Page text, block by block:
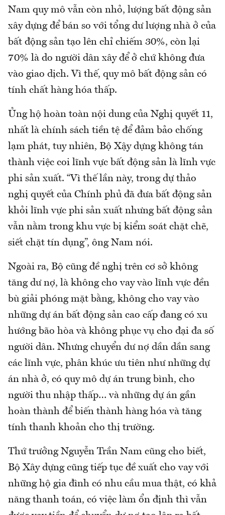
Nam quy mô vẫn còn nhỏ, lượng bất động sản
xây dựng để bán so với tổng dư lượng nhà ở của
bất động sản tạo lên chỉ chiếm 30%, còn lại
70% là do người dân xây để ở chứ không đưa
vào giao dịch. Vì thế, quy mô bất động sản có
tính chất hàng hóa thấp.
Ủng hộ hoàn toàn nội dung của Nghị quyết 11,
nhất là chính sách tiền tệ để đảm bảo chống
lạm phát, tuy nhiên, Bộ Xậy dựng không tán
thành việc coi lĩnh vực bất động sản là lĩnh vực
phi sản xuất. “Vì thế lần này, trong dự thảo
nghị quyết của Chính phủ đã đưa bất động sản
khỏi lĩnh vực phi sản xuất nhưng bất động sản
vẫn nằm trong khu vực bị kiểm soát chặt chẽ,
siết chặt tín dụng”, ông Nam nói.
Ngoài ra, Bộ cũng đề nghị trên cơ sở không
tăng dư nợ, là không cho vay vào lĩnh vực đền
bù giải phóng mặt bằng, không cho vay vào
những dự án bất động sản cao cấp đang có xu
hướng bão hòa và không phục vụ cho đại đa số
người dân. Nhưng chuyển dư nợ dần dần sang
các lĩnh vực, phân khúc ưu tiên như những dự
án nhà ở, có quy mô dự án trung bình, cho
người thu nhập thấp… và những dự án gần
hoàn thành để biến thành hàng hóa và tăng
tính thanh khoản cho thị trường.
Thứ trưởng Nguyễn Trần Nam cũng cho biết,
Bộ Xây dựng cũng tiếp tục đề xuất cho vay với
những hộ gia đình có nhu cầu mua thật, có khả
năng thanh toán, có việc làm ổn định thì vẫn